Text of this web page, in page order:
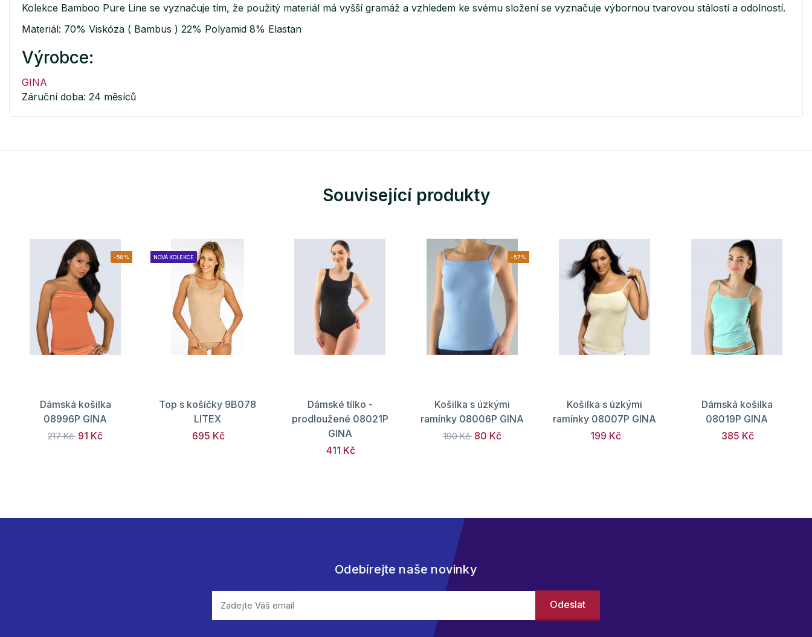
Kolekce Bamboo Pure Line se vyznačuje tím, že použitý materiál má vyšší gramáž a vzhledem ke svému složení se vyznačuje výbornou tvarovou stálostí a odolností.
Materiál: 70% Viskóza ( Bambus ) 22% Polyamid 8% Elastan
Výrobce:
GINA
Záruční doba: 24 měsíců
Související produkty
-58%
Dámská košilka
08996P GINA
217 Kč 91 Kč
NOVÁ KOLEKCE
Top s košíčky 9B078
LITEX
695 Kč
Dámské tílko -
prodloužené 08021P
GINA
411 Kč
-57%
Košilka s úzkými
ramínky 08006P GINA
190 Kč 80 Kč
Košilka s úzkými
ramínky 08007P GINA
199 Kč
Dámská košilka
08019P GINA
385 Kč
Odebírejte naše novinky